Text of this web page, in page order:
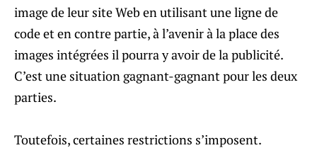
image de leur site Web en utilisant une ligne de
code et en contre partie, à l’avenir à la place des
images intégrées il pourra y avoir de la publicité.
C’est une situation gagnant-gagnant pour les deux
parties.
Toutefois, certaines restrictions s’imposent.